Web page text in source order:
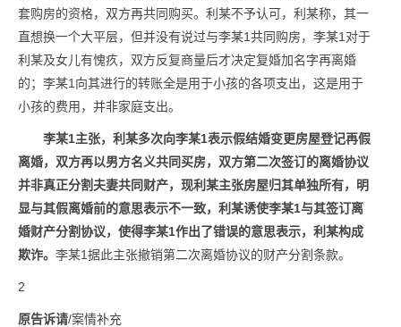
套购房的资格，双方再共同购买。利某不予认可，利某称，其一
直想换一个大平层，但并没有说过与李某1共同购房，李某1对于
利某及女儿有愧疚，双方反复商量后才决定复婚加名字再离婚
的；李某1向其进行的转账全是用于小孩的各项支出，这是用于
小孩的费用，并非家庭支出。
李某1主张，利某多次向李某1表示假结婚变更房屋登记再假
离婚，双方再以男方名义共同买房，双方第二次签订的离婚协议
并非真正分割夫妻共同财产，现利某主张房屋归其单独所有，明
显与其假离婚前的意思表示不一致，利某诱使李某1与其签订离
婚财产分割协议，使得李某1作出了错误的意思表示，利某构成
欺诈。 李某1据此主张撤销第二次离婚协议的财产分割条款。
2
原告诉请/案情补充